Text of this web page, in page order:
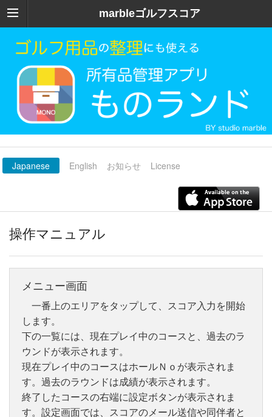
marbleゴルフスコア
Japanese English お知らせ License
操作マニュアル
メニュー画面
一番上のエリアをタップして、スコア入力を開始
します。
下の一覧には、現在プレイ中のコースと、過去のラ
ウンドが表示されます。
現在プレイ中のコースはホールＮｏが表示されま
す。過去のラウンドは成績が表示されます。
終了したコースの右端に設定ボタンが表示されま
す。設定画面では、スコアのメール送信や同伴者と